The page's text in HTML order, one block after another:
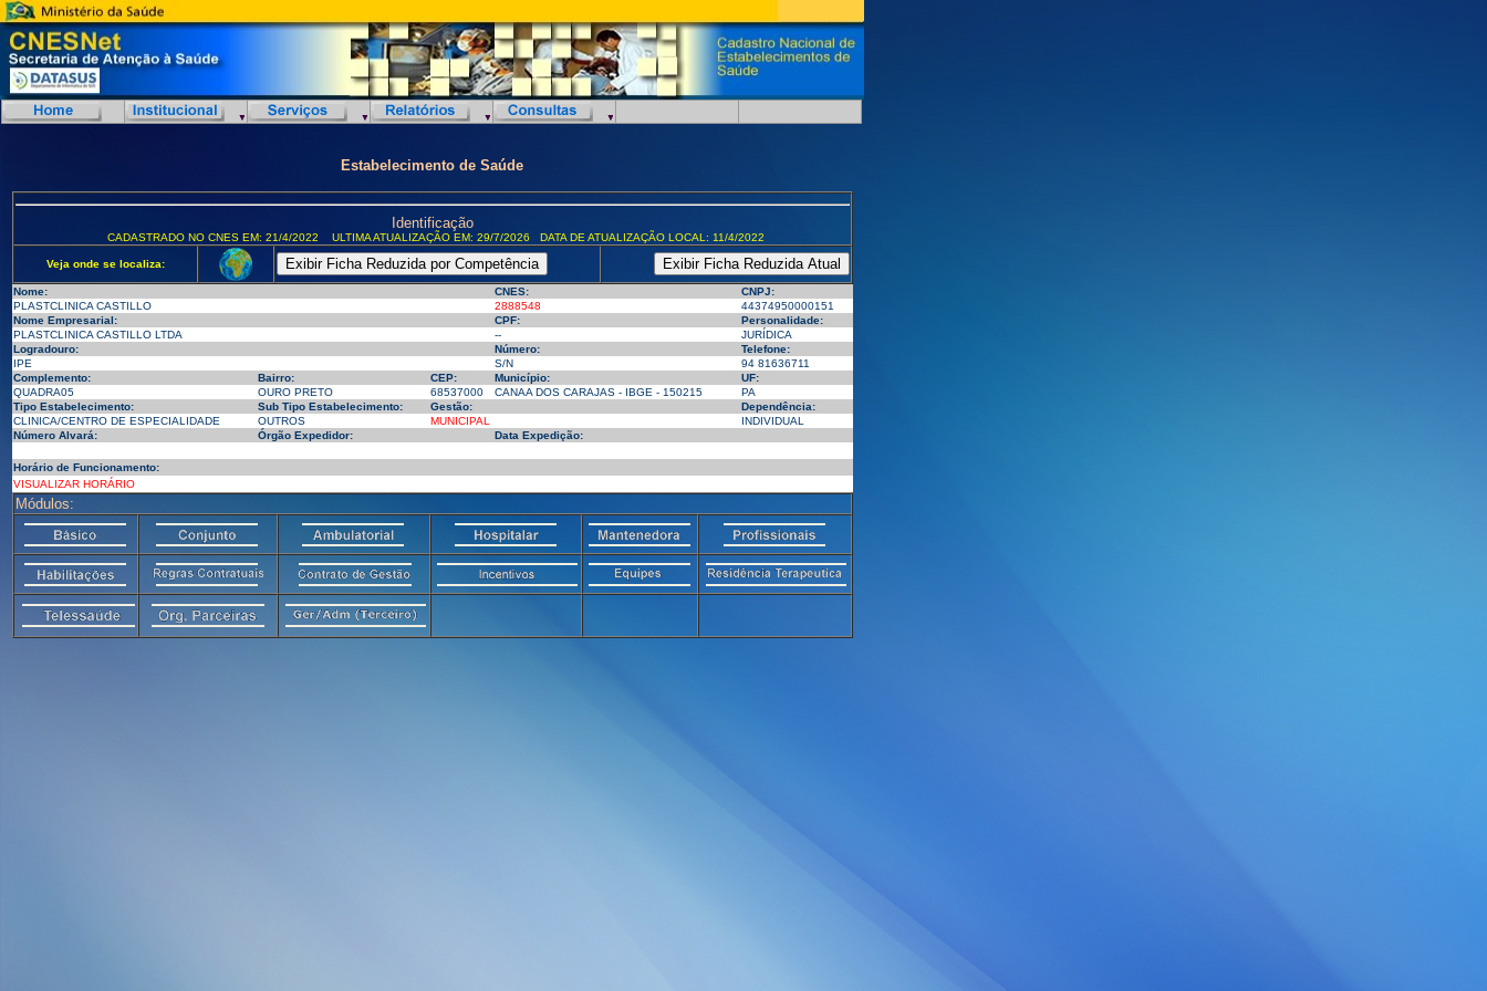
Estabelecimento de Saúde
Identificação
CADASTRADO NO CNES EM: 21/4/2022 ULTIMA ATUALIZAÇÃO EM: 29/7/2026 DATA DE ATUALIZAÇÃO LOCAL: 11/4/2022
Veja onde se localiza:
Nome: CNES:
CNPJ:
PLASTCLINICA CASTILLO
2888548
44374950000151
Nome Empresarial:
CPF:
Personalidade:
PLASTCLINICA CASTILLO LTDA
--
JURÍDICA
Logradouro:
Número:
Telefone:
IPE
S/N
94 81636711
Complemento:
Bairro: CEP: Município:
UF:
QUADRA05
OURO PRETO 68537000 CANAA DOS CARAJAS - IBGE - 150215
PA
Tipo Estabelecimento:
Sub Tipo Estabelecimento: Gestão:
Dependência:
CLINICA/CENTRO DE ESPECIALIDADE
OUTROS MUNICIPAL
INDIVIDUAL
Número Alvará:
Órgão Expedidor: Data Expedição:
Horário de Funcionamento:
VISUALIZAR HORÁRIO
Módulos: